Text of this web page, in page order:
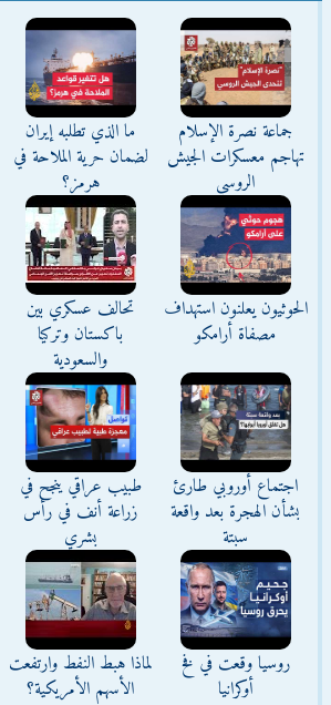
جماعة نصرة الإسلام
تهاجم معسكرات الجيش
الروسي
ما الذي تطلبه إيران
لضمان حرية الملاحة في
هرمز؟
الحوثيون يعلنون استهداف
مصفاة أرامكو
تحالف عسكري بين
باكستان وتركيا
والسعودية
اجتماع أوروبي طارئ
بشأن الهجرة بعد واقعة
سبتة
طبيب عراقي ينجح في
زراعة أنف في رأس
بشري
روسيا وقعت في فخ
أوكرانيا
لماذا هبط النفط وارتفعت
الأسهم الأمريكية؟